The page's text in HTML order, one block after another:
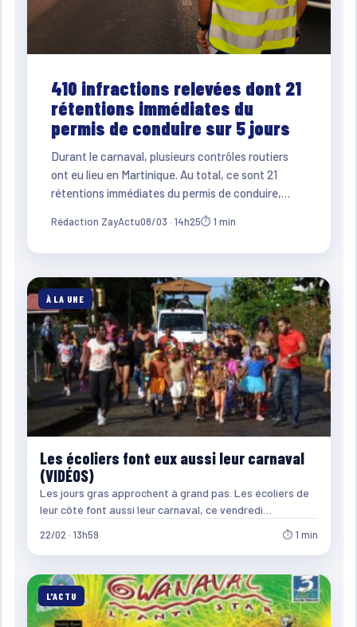
410 infractions relevées dont 21
rétentions immédiates du
permis de conduire sur 5 jours
Durant le carnaval, plusieurs contrôles routiers
ont eu lieu en Martinique. Au total, ce sont 21
rétentions immédiates du permis de conduire,…
Rédaction ZayActu08/03 · 14h25⏱ 1 min
À LA UNE
Les écoliers font eux aussi leur carnaval
(VIDÉOS)
Les jours gras approchent à grand pas. Les écoliers de
leur côté font aussi leur carnaval, ce vendredi…
22/02 · 13h59 ⏱ 1 min
L'ACTU